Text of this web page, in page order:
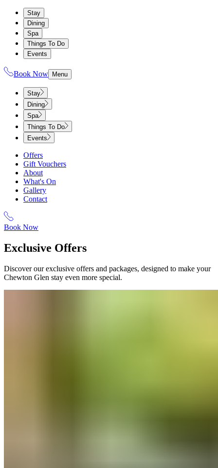
Stay
Dining
Spa
Things To Do
Events
Book Now Menu
Stay
Dining
Spa
Things To Do
Events
Offers
Gift Vouchers
About
What's On
Gallery
Contact
Book Now
Exclusive Offers​​​​‌ ‍ ​‍​‍‌‍ ‌ ​‍‌‍‍‌‌‍‌ ‌‍‍‌‌‍ ‍​‍​‍​ ‍‍​‍​‍‌ ​ ‌‍​‌‌‍ ‍‌‍‍‌‌ ‌​‌ ‍‌​‍ ‍‌‍‍‌‌‍ ​‍​‍​‍ ​​‍​‍‌‍‍​‌ ​‍‌‍‌‌‌‍‌‍​‍​‍​ ‍‍​‍​‍‌‍‍​‌ ‌​‌ ‌​‌ ​​‌ ​ ​ ‍‍​‍ ​‍ ‌‍ ​​‍ ‌‌‍​‌‌‍ ‍‌‍‌​​‍ ‌‌ ​‍​‍ ‌‌‍‍​‌‍ ‌ ‌​‌‍‌‌‌‍ ​‌ ​ ​‍ ‌‌ ​ ‌ ‌​‌ ‌‌‌‍‌​‌‍‍‌‌‍ ​‍ ‍‌ ‌‍‌‍‌‌‌ ​‍‌‍​ ‌‍‌‌‌‍ ​​‍ ‍‌‍​‌‌ ​​‌ ​​​‍ ‌‍‍‌‌‍ ‍‌ ‌​‌‍‌‌‌‍ ‍‌ ‌​​‍ ‌‍‌‌‌‍‌​‌‍‍‌‌ ‌​​‍ ‌‍ ‌‌‍ ‌‍‌​‌‍‌‌​ ‌‌ ​​‌ ​‍‌‍‌‌‌ ​ ‌‍‌‌‌‍ ‍‌ ‌​‌‍​‌‌ ‌​‌‍‍‌‌‍ ‌‍ ‍​ ‍ ‌‍‍‌‌‍‌​​ ‌​ ‍‌​ ​‌​ ‌‍​ ‌‍​ ‍‌‌‍‌​‌‍​‌​ ​​​‍ ‌​ ‌‍‌‍​ ‌‍​ ‌‍​ ​‍ ‌​ ‌​​ ‍‌​ ‌​​ ‌‍​‍ ‌‌‍​‌​ ​‍​ ‌ ​ ‌​​‍ ‌‌‍​‌‌‍​ ‌‍​‍​ ‍‌‌‍​‍​ ​ ‌‍‌‌‌‍​ ​ ​ ‌‍‌​​ ‌ ‌‍​ ​ ‍ ‌ ‌​‌ ‍‌‌ ​​‌‍‌‌​ ‌‌‍‍​‌‍ ‌ ‌​‌‍‌‌‌‍ ​‌‌​ ‌‍‍‌‌ ‌​‌‍‌‌‌‌​​‌‍​‌‌‍‌ ‌‍‌‌​ ‍ ‌ ​​‌‍​‌‌ ‌​‌‍‍​​ ‌‌ ​​‌‍​‌‌‍‌ ‌‍‌‌‌​​‍‌ ‌‌‌‍‍‌‌‍ ​‌‍‌​‌‍‌‌‌ ​‍​‍‌‌​ ‌‌‌​​‍‌‌ ‌‍‍ ‌‍‌‌‌ ‍‌​‍‌‌​ ​ ‌​‌​​‍‌‌​ ​ ‌​‌​​‍‌‌​ ​‍​ ​‍‌‍‌‌‌‍​‍​ ‍‌​ ‌‌‌‍‌‌​ ‌ ​ ​​‌‍‌​​ ‌ ‌‍‌‌​ ​​​ ​‌​‍‌‌​ ​‍​ ​‍​‍‌‌​ ‌‌‌​‌​​‍ ‍‌‍‍​‌‍‌‌‌‍​‌‌‍‌​‌‍‍‌‌‍ ‍‌‍‌ ​ ‌‍​‍‌‍​‌‌ ​ ‌‍‌‌‌‌‌‌‌ ​‍‌‍ ​​ ‌‌‍‍​‌ ‌​‌ ‌​‌ ​​‌ ​ ​‍‌‌​ ​ ‌​​‌​‍‌‌​ ​‍‌​‌‍​‍‌‌​ ​‍‌​‌‍‌‍ ​​‍ ‌‌‍​‌‌‍ ‍‌‍‌​​‍ ‌‌ ​‍​‍ ‌‌‍‍​‌‍ ‌ ‌​‌‍‌‌‌‍ ​‌ ​ ​‍ ‌‌ ​ ‌ ‌​‌ ‌‌‌‍‌​‌‍‍‌‌‍ ​‍ ‍‌ ‌‍‌‍‌‌‌ ​‍‌‍​ ‌‍‌‌‌‍ ​​‍ ‍‌‍​‌‌ ​​‌ ​​​‍‌‍‌‍‍‌‌‍‌​​ ‌​ ‍‌​ ​‌​ ‌‍​ ‌‍​ ‍‌‌‍‌​‌‍​‌​ ​​​‍ ‌​ ‌‍‌‍​ ‌‍​ ‌‍​ ​‍ ‌​ ‌​​ ‍‌​ ‌​​ ‌‍​‍ ‌‌‍​‌​ ​‍​ ‌ ​ ‌​​‍ ‌‌‍​‌‌‍​ ‌‍​‍​ ‍‌‌‍​‍​ ​ ‌‍‌‌‌‍​ ​ ​ ‌‍‌​​ ‌ ‌‍​ ​‍‌‍‌ ‌​‌ ‍‌‌ ​​‌‍‌‌​ ‌‌‍‍​‌‍ ‌ ‌​‌‍‌‌‌‍ ​‌‌​ ‌‍‍‌‌ ‌​‌‍‌‌‌‌​​‌‍​‌‌‍‌ ‌‍‌‌​‍‌‍‌ ​​‌‍​‌‌ ‌​‌‍‍​​ ‌‌ ​​‌‍​‌‌‍‌ ‌‍‌‌‌​​‍‌ ‌‌‌‍‍‌‌‍ ​‌‍‌​‌‍‌‌‌ ​‍​‍‌‌​ ‌‌‌​​‍‌‌ ‌‍‍ ‌‍‌‌‌ ‍‌​‍‌‌​ ​ ‌​‌​​‍‌‌​ ​ ‌​‌​​‍‌‌​ ​‍​ ​‍‌‍‌‌‌‍​‍​ ‍‌​ ‌‌‌‍‌‌​ ‌ ​ ​​‌‍‌​​ ‌ ‌‍‌‌​ ​​​ ​‌​‍‌‌​ ​‍​ ​‍​‍‌‌​ ‌‌‌​‌​​‍ ‍‌‍‍​‌‍‌‌‌‍​‌‌‍‌​‌‍‍‌‌‍ ‍‌‍‌ ​‍‌‍‌ ​​‌‍‌‌‌ ​‍‌ ​ ‌ ​​‌‍‌‌‌‍​ ‌ ‌​‌‍‍‌‌ ‌‍‌‍‌‌​ ‌‌ ​​‌ ‌‌‌‍​‍‌‍ ​‌‍‍‌‌ ​ ‌‍‍​‌‍‌‌‌‍‌​​‍​‍‌ ‌
Discover our exclusive offers and packages, designed to make your
Chewton Glen stay even more special.​​​​‌ ‍ ​‍​‍‌‍ ‌ ​‍‌‍‍‌‌‍‌ ‌‍‍‌‌‍ ‍​‍​‍​ ‍‍​‍​‍‌ ​ ‌‍​‌‌‍ ‍‌‍‍‌‌ ‌​‌ ‍‌​‍ ‍‌‍‍‌‌‍ ​‍​‍​‍ ​​‍​‍‌‍‍​‌ ​‍‌‍‌‌‌‍‌‍​‍​‍​ ‍‍​‍​‍‌‍‍​‌ ‌​‌ ‌​‌ ​​‌ ​ ​ ‍‍​‍ ​‍ ‌‍ ​​‍ ‌‌‍​‌‌‍ ‍‌‍‌​​‍ ‌‌ ​‍​‍ ‌‌‍‍​‌‍ ‌ ‌​‌‍‌‌‌‍ ​‌ ​ ​‍ ‌‌ ​ ‌ ‌​‌ ‌‌‌‍‌​‌‍‍‌‌‍ ​‍ ‍‌ ‌‍‌‍‌‌‌ ​‍‌‍​ ‌‍‌‌‌‍ ​​‍ ‍‌‍​‌‌ ​​‌ ​​​‍ ‌‍‍‌‌‍ ‍‌ ‌​‌‍‌‌‌‍ ‍‌ ‌​​‍ ‌‍‌‌‌‍‌​‌‍‍‌‌ ‌​​‍ ‌‍ ‌‌‍ ‌‍‌​‌‍‌‌​ ‌‌ ​​‌ ​‍‌‍‌‌‌ ​ ‌‍‌‌‌‍ ‍‌ ‌​‌‍​‌‌ ‌​‌‍‍‌‌‍ ‌‍ ‍​ ‍ ‌‍‍‌‌‍‌​​ ‌​ ‍‌​ ​‌​ ‌‍​ ‌‍​ ‍‌‌‍‌​‌‍​‌​ ​​​‍ ‌​ ‌‍‌‍​ ‌‍​ ‌‍​ ​‍ ‌​ ‌​​ ‍‌​ ‌​​ ‌‍​‍ ‌‌‍​‌​ ​‍​ ‌ ​ ‌​​‍ ‌‌‍​‌‌‍​ ‌‍​‍​ ‍‌‌‍​‍​ ​ ‌‍‌‌‌‍​ ​ ​ ‌‍‌​​ ‌ ‌‍​ ​ ‍ ‌ ‌​‌ ‍‌‌ ​​‌‍‌‌​ ‌‌‍‍​‌‍ ‌ ‌​‌‍‌‌‌‍ ​‌‌​ ‌‍‍‌‌ ‌​‌‍‌‌‌‌​​‌‍​‌‌‍‌ ‌‍‌‌​ ‍ ‌ ​​‌‍​‌‌ ‌​‌‍‍​​ ‌‌ ​​‌‍​‌‌‍‌ ‌‍‌‌‌​​‍‌ ‌‌‌‍‍‌‌‍ ​‌‍‌​‌‍‌‌‌ ​‍​‍‌‌​ ‌‌‌​​‍‌‌ ‌‍‍ ‌‍‌‌‌ ‍‌​‍‌‌​ ​ ‌​‌​​‍‌‌​ ​ ‌​‌​​‍‌‌​ ​‍​ ​‍‌‍‌‌‌‍​‍​ ‍‌​ ‌‌‌‍‌‌​ ‌ ​ ​​‌‍‌​​ ‌ ‌‍‌‌​ ​​​ ​‌​‍‌‌​ ​‍​ ​‍​‍‌‌​ ‌‌‌​‌​​‍ ‍‌‍​‍‌‍ ‌‍‌​‌ ‍‌​ ‌‍​‍‌‍​‌‌ ​ ‌‍‌‌‌‌‌‌‌ ​‍‌‍ ​​ ‌‌‍‍​‌ ‌​‌ ‌​‌ ​​‌ ​ ​‍‌‌​ ​ ‌​​‌​‍‌‌​ ​‍‌​‌‍​‍‌‌​ ​‍‌​‌‍‌‍ ​​‍ ‌‌‍​‌‌‍ ‍‌‍‌​​‍ ‌‌ ​‍​‍ ‌‌‍‍​‌‍ ‌ ‌​‌‍‌‌‌‍ ​‌ ​ ​‍ ‌‌ ​ ‌ ‌​‌ ‌‌‌‍‌​‌‍‍‌‌‍ ​‍ ‍‌ ‌‍‌‍‌‌‌ ​‍‌‍​ ‌‍‌‌‌‍ ​​‍ ‍‌‍​‌‌ ​​‌ ​​​‍‌‍‌‍‍‌‌‍‌​​ ‌​ ‍‌​ ​‌​ ‌‍​ ‌‍​ ‍‌‌‍‌​‌‍​‌​ ​​​‍ ‌​ ‌‍‌‍​ ‌‍​ ‌‍​ ​‍ ‌​ ‌​​ ‍‌​ ‌​​ ‌‍​‍ ‌‌‍​‌​ ​‍​ ‌ ​ ‌​​‍ ‌‌‍​‌‌‍​ ‌‍​‍​ ‍‌‌‍​‍​ ​ ‌‍‌‌‌‍​ ​ ​ ‌‍‌​​ ‌ ‌‍​ ​‍‌‍‌ ‌​‌ ‍‌‌ ​​‌‍‌‌​ ‌‌‍‍​‌‍ ‌ ‌​‌‍‌‌‌‍ ​‌‌​ ‌‍‍‌‌ ‌​‌‍‌‌‌‌​​‌‍​‌‌‍‌ ‌‍‌‌​‍‌‍‌ ​​‌‍​‌‌ ‌​‌‍‍​​ ‌‌ ​​‌‍​‌‌‍‌ ‌‍‌‌‌​​‍‌ ‌‌‌‍‍‌‌‍ ​‌‍‌​‌‍‌‌‌ ​‍​‍‌‌​ ‌‌‌​​‍‌‌ ‌‍‍ ‌‍‌‌‌ ‍‌​‍‌‌​ ​ ‌​‌​​‍‌‌​ ​ ‌​‌​​‍‌‌​ ​‍​ ​‍‌‍‌‌‌‍​‍​ ‍‌​ ‌‌‌‍‌‌​ ‌ ​ ​​‌‍‌​​ ‌ ‌‍‌‌​ ​​​ ​‌​‍‌‌​ ​‍​ ​‍​‍‌‌​ ‌‌‌​‌​​‍ ‍‌‍​‍‌‍ ‌‍‌​‌ ‍‌​‍‌‍‌ ​​‌‍‌‌‌ ​‍‌ ​ ‌ ​​‌‍‌‌‌‍​ ‌ ‌​‌‍‍‌‌ ‌‍‌‍‌‌​ ‌‌ ​​‌ ‌‌‌‍​‍‌‍ ​‌‍‍‌‌ ​ ‌‍‍​‌‍‌‌‌‍‌​​‍​‍‌ ‌